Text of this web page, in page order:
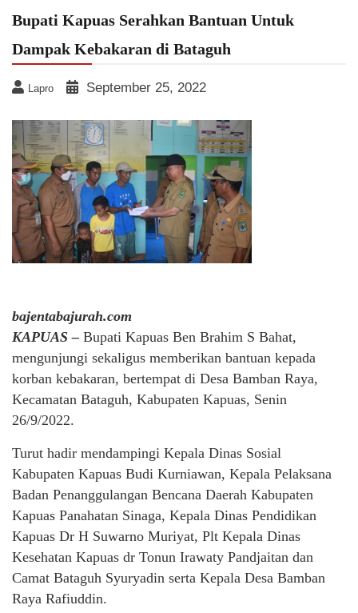
Bupati Kapuas Serahkan Bantuan Untuk
Dampak Kebakaran di Bataguh
Lapro September 25, 2022
bajentabajurah.com
KAPUAS – Bupati Kapuas Ben Brahim S Bahat,
mengunjungi sekaligus memberikan bantuan kepada
korban kebakaran, bertempat di Desa Bamban Raya,
Kecamatan Bataguh, Kabupaten Kapuas, Senin
26/9/2022.
Turut hadir mendampingi Kepala Dinas Sosial
Kabupaten Kapuas Budi Kurniawan, Kepala Pelaksana
Badan Penanggulangan Bencana Daerah Kabupaten
Kapuas Panahatan Sinaga, Kepala Dinas Pendidikan
Kapuas Dr H Suwarno Muriyat, Plt Kepala Dinas
Kesehatan Kapuas dr Tonun Irawaty Pandjaitan dan
Camat Bataguh Syuryadin serta Kepala Desa Bamban
Raya Rafiuddin.